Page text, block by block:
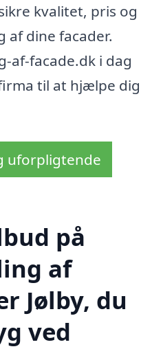
kvalitet, pris og
af dine facader.
af-facade.dk i dag
til at hjælpe dig
uforpligtende
på
af
Jølby, du
ved